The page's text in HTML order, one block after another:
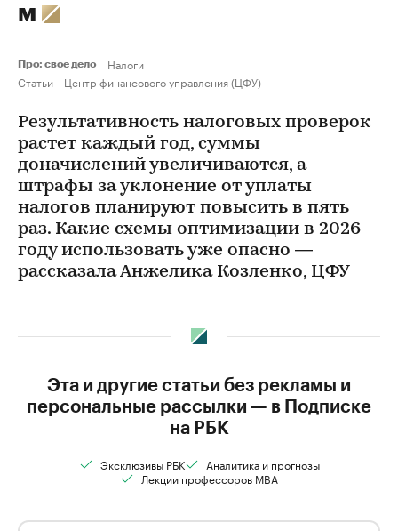
м
Про: свое дело
Налоги
Статьи
Центр финансового управления (ЦФУ)
Результативность налоговых проверок
растет каждый год, суммы
доначислений увеличиваются, а
штрафы за уклонение от уплаты
налогов планируют повысить в пять
раз. Какие схемы оптимизации в 2026
году использовать уже опасно —
рассказала Анжелика Козленко, ЦФУ
Эта и другие статьи без рекламы и
персональные рассылки — в Подписке
на РБК
Эксклюзивы РБК
Аналитика и прогнозы
Лекции профессоров MBA